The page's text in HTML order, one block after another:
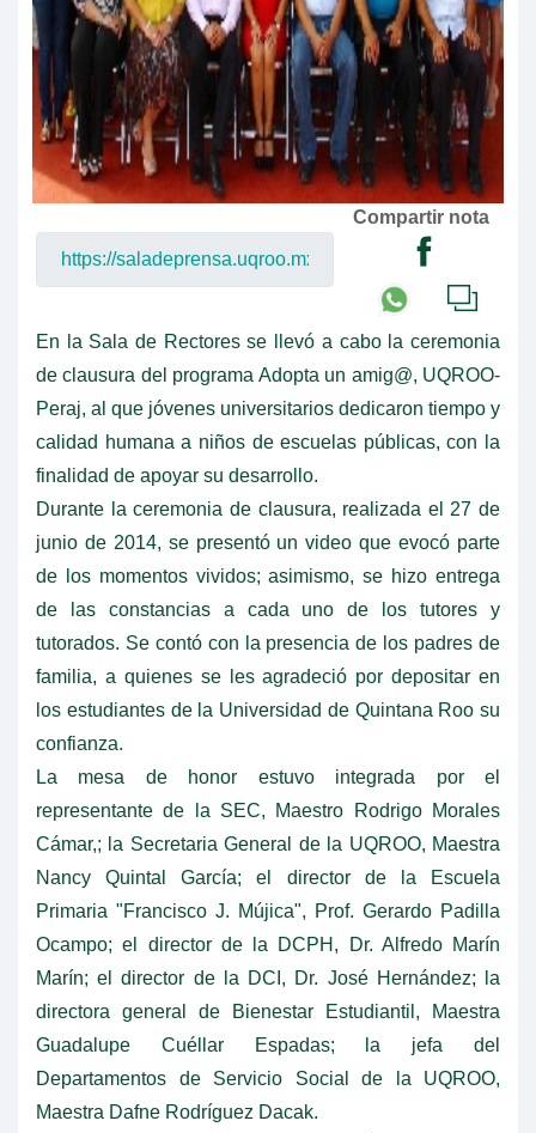
Compartir nota
En la Sala de Rectores se llevó a cabo la ceremonia
de clausura del programa Adopta un amig@, UQROO-
Peraj, al que jóvenes universitarios dedicaron tiempo y
calidad humana a niños de escuelas públicas, con la
finalidad de apoyar su desarrollo.
Durante la ceremonia de clausura, realizada el 27 de
junio de 2014, se presentó un video que evocó parte
de los momentos vividos; asimismo, se hizo entrega
de las constancias a cada uno de los tutores y
tutorados. Se contó con la presencia de los padres de
familia, a quienes se les agradeció por depositar en
los estudiantes de la Universidad de Quintana Roo su
confianza.
La mesa de honor estuvo integrada por el
representante de la SEC, Maestro Rodrigo Morales
Cámar,; la Secretaria General de la UQROO, Maestra
Nancy Quintal García; el director de la Escuela
Primaria "Francisco J. Mújica", Prof. Gerardo Padilla
Ocampo; el director de la DCPH, Dr. Alfredo Marín
Marín; el director de la DCI, Dr. José Hernández; la
directora general de Bienestar Estudiantil, Maestra
Guadalupe Cuéllar Espadas; la jefa del
Departamentos de Servicio Social de la UQROO,
Maestra Dafne Rodríguez Dacak.